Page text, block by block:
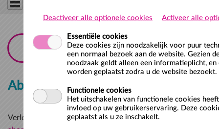
Abonnement
Verleng uw huidige abonnement viaMijn
Deactiveer alle optionele cookies Activeer alle
Essentiële cookies
Deze cookies zijn noodzakelijk voor puur
een normaal bezoek aan de website. Gezien
noodzaak geldt alleen een informatieplicht, en
worden geplaatst zodra u de website bezoekt.
Functionele cookies
Het uitschakelen van functionele cookies
invloed op uw gebruikerservaring. Deze
geplaatst als u ze inschakelt.